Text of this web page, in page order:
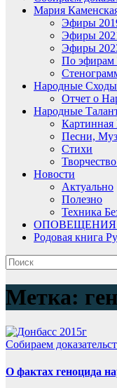
Мария
Эфиры
Эфиры
Эфиры
По эфирам
Народные Сходы
Отчет о
Народные
Картинная
Песни,
Стихи
Новости
Актуально
Полезно
Техника
ОПОВЕЩЕНИЯ
Родовая книга
Метка:
Собираем
О фактах геноцида